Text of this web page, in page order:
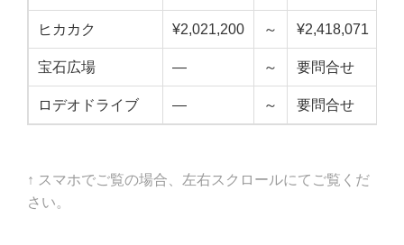
ヒカカク ¥2,021,200 ～ ¥2,418,071
宝石広場 — ～ 要問合せ
ロデオドライブ — ～ 要問合せ
↑ スマホでご覧の場合、左右スクロールにてご覧くだ
さい。